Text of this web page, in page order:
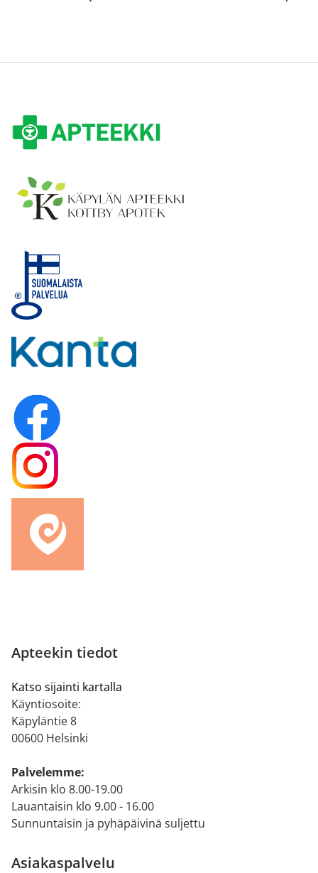
Apteekin tiedot
Katso sijainti kartalla
Käyntiosoite:
Käpyläntie 8
00600 Helsinki
Palvelemme:
Arkisin klo 8.00-19.00
Lauantaisin klo 9.00 - 16.00
Sunnuntaisin ja pyhäpäivinä suljettu
Asiakaspalvelu